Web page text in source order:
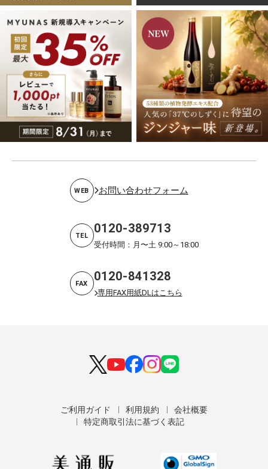
WEB お問い合わせフォーム
TEL 0120-389713
受付時間：月〜土 9:00～18:00
FAX 0120-841328
専用FAX用紙DLはこちら
ご利用ガイド 利用規約
会社概要
特定商取引法に基づく表記